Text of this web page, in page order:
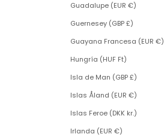
Guadalupe (EUR €)
Guernesey (GBP £)
Guayana Francesa (EUR €)
Hungría (HUF Ft)
Isla de Man (GBP £)
Islas Åland (EUR €)
Islas Feroe (DKK kr.)
Irlanda (EUR €)